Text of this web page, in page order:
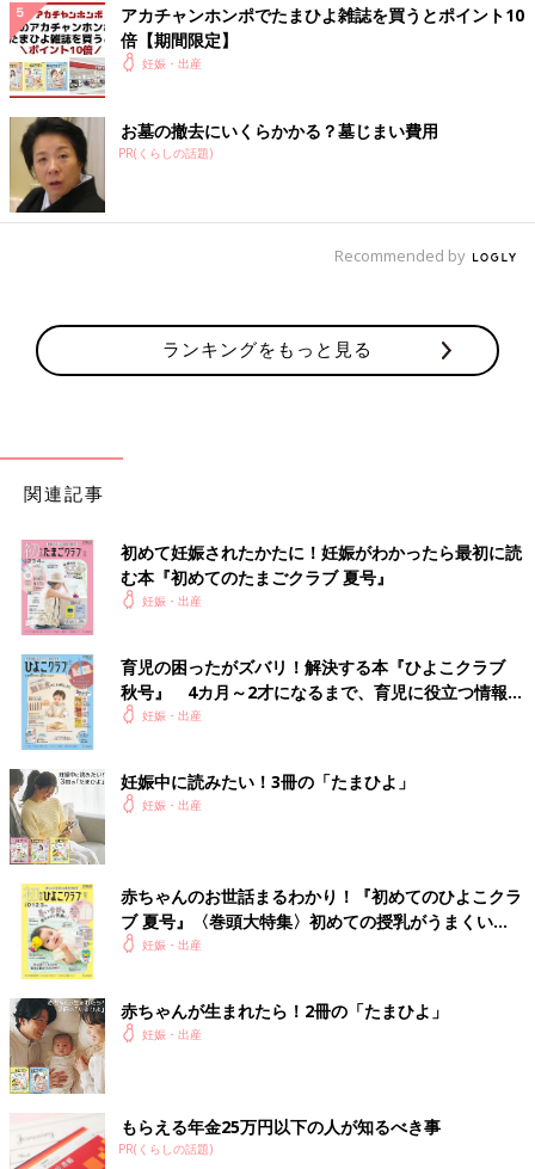
アカチャンホンポでたまひよ雑誌を買うとポイント10
倍【期間限定】
妊娠・出産
お墓の撤去にいくらかかる？墓じまい費用
PR(くらしの話題)
Recommended by
ランキングをもっと見る
関連記事
初めて妊娠されたかたに！妊娠がわかったら最初に読
む本『初めてのたまごクラブ 夏号』
妊娠・出産
育児の困ったがズバリ！解決する本『ひよこクラブ
秋号』 4カ月～2才になるまで、育児に役立つ情報が
いっぱい！
妊娠・出産
妊娠中に読みたい！3冊の「たまひよ」
妊娠・出産
赤ちゃんのお世話まるわかり！『初めてのひよこクラ
ブ 夏号』〈巻頭大特集〉初めての授乳がうまくい
く！ おっぱい・ミルクの基本と夏のトラブル 解決テ
妊娠・出産
赤ちゃんが生まれたら！2冊の「たまひよ」
妊娠・出産
もらえる年金25万円以下の人が知るべき事
PR(くらしの話題)